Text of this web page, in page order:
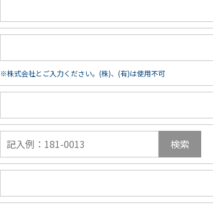
※株式会社とご入力ください。(株)、(有)は使用不可
検索